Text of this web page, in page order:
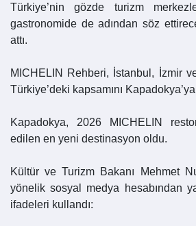
Türkiye’nin gözde turizm
gastronomide de adından söz
attı.
MICHELIN Rehberi, İstanbul, İzmir
Türkiye’deki kapsamını
Kapadokya, 2026 MICHELIN
edilen en yeni destinasyon oldu.
Kültür ve Turizm Bakanı Mehmet
yönelik sosyal medya hesabından
ifadeleri kullandı: